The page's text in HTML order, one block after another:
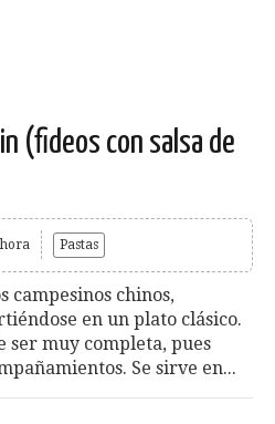
(fideos con salsa de
Pastas
campesinos chinos,
en un plato clásico.
ser muy completa, pues
Se sirve en...